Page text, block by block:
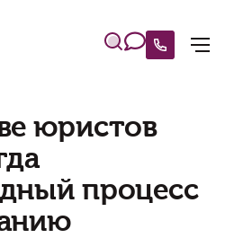
юристов
процесс